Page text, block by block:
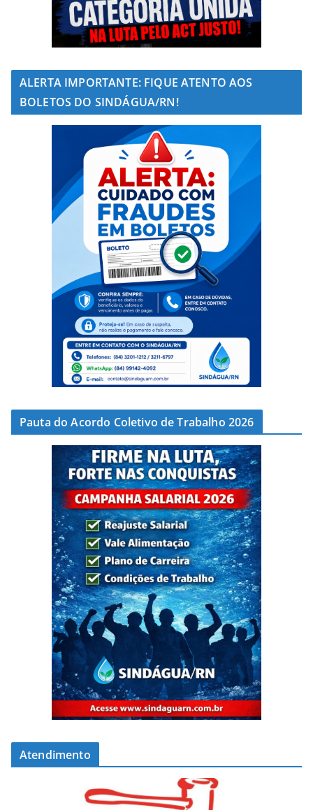
ALERTA IMPORTANTE: FIQUE ATENTO AOS
BOLETOS DO SINDÁGUA/RN!
Pauta do Acordo Coletivo de Trabalho 2026
Atendimento